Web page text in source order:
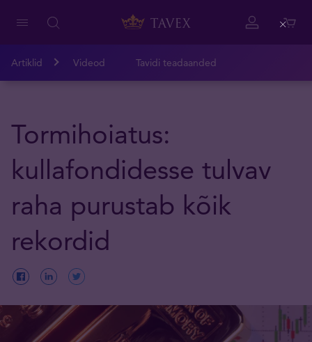
Artiklid Videod Tavidi teadaanded
Tormihoiatus:
kullafondidesse tulvav
raha purustab kõik
rekordid
Close